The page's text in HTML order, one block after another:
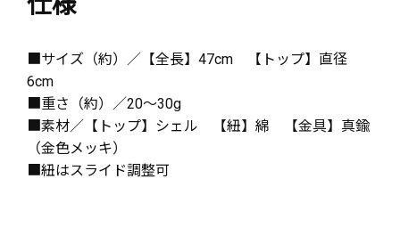
■サイズ（約）／【全長】47cm 【トップ】直径
6cm
■重さ（約）／20～30g
■素材／【トップ】シェル 【紐】綿 【金具】真鍮
（金色メッキ）
■紐はスライド調整可